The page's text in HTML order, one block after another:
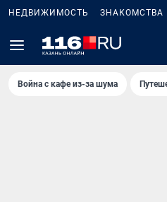
НЕДВИЖИМОСТЬ ЗНАКОМСТВА
Война с кафе из-за шума